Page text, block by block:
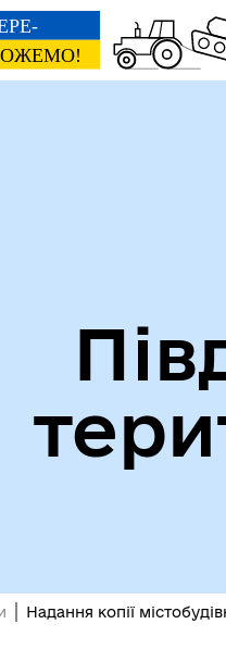
Надання копії